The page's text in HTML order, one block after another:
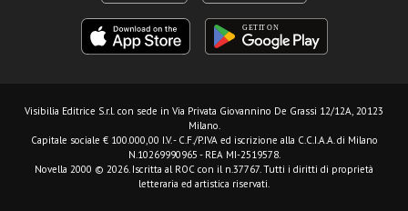
Visibilia Editrice S.r.l. con sede in Via Privata Giovannino De Grassi 12/12A, 20123
Milano.
Capitale sociale € 100.000,00 I.V. - C.F./P.IVA ed iscrizione alla C.C.I.A.A. di Milano
N.10269990965 - REA MI-2519578.
Novella 2000 © 2026. Iscritta al ROC con il n.37767. Tutti i diritti di proprietà
letteraria ed artistica riservati.